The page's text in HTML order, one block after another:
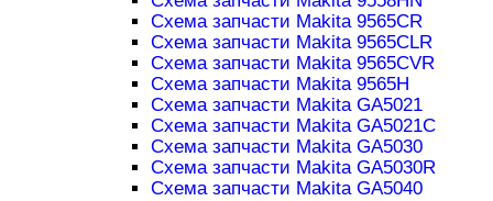
Схема запчасти Makita 9565CR
Схема запчасти Makita 9565CLR
Схема запчасти Makita 9565CVR
Схема запчасти Makita 9565H
Схема запчасти Makita GA5021
Схема запчасти Makita GA5021C
Схема запчасти Makita GA5030
Схема запчасти Makita GA5030R
Схема запчасти Makita GA5040